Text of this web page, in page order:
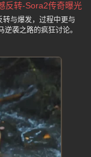
反转-Sora2传奇曝光
与爆发，过程中更与
袭之路的疯狂讨论。